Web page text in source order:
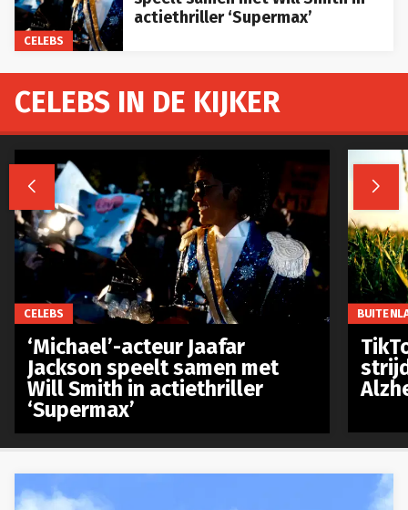
CELEBS
actiethriller ‘Supermax’
CELEBS IN DE KIJKER
 
CELEBS
‘Michael’-acteur Jaafar
Jackson speelt samen met
Will Smith in actiethriller
‘Supermax’